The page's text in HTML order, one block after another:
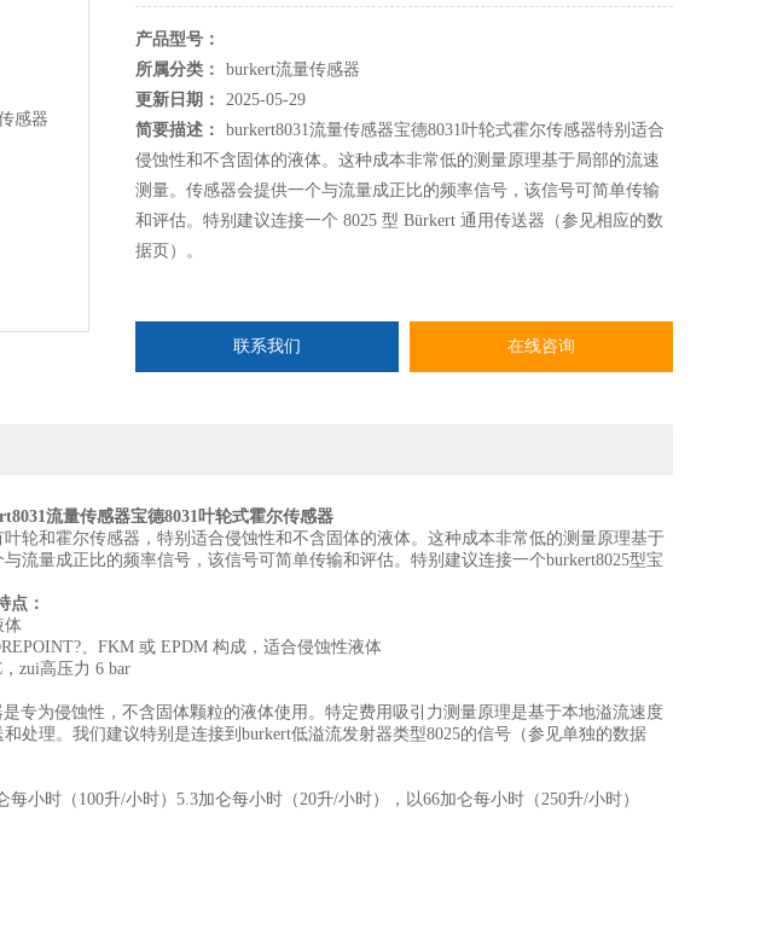
产品型号：
所属分类：
burkert流量传感器
更新日期：
2025-05-29
简要描述：
burkert8031流量传感器宝德8031叶轮式霍尔传感器特别适合
侵蚀性和不含固体的液体。这种成本非常低的测量原理基于局部的流速
测量。传感器会提供一个与流量成正比的频率信号，该信号可简单传输
和评估。特别建议连接一个 8025 型 Bürkert 通用传送器（参见相应的数
据页）。
联系我们 在线咨询
流量传感器宝德8031叶轮式霍尔传感器
叶轮和霍尔传感器，特别适合侵蚀性和不含固体的液体。这种成本非常低的测量原理基于
流量成正比的频率信号，该信号可简单传输和评估。特别建议连接一个burkert8025型宝
点：
体
、FKM 或 EPDM 构成，适合侵蚀性液体
zui高压力 6 bar
专为侵蚀性，不含固体颗粒的液体使用。特定费用吸引力测量原理是基于本地溢流速度
处理。我们建议特别是连接到burkert低溢流发射器类型8025的信号（参见单独的数据
小时（100升/小时）5.3加仑每小时（20升/小时），以66加仑每小时（250升/小时）